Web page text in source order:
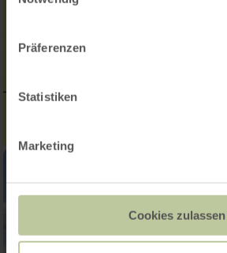
Präferenzen
Statistiken
Marketing
Cookies zulassen